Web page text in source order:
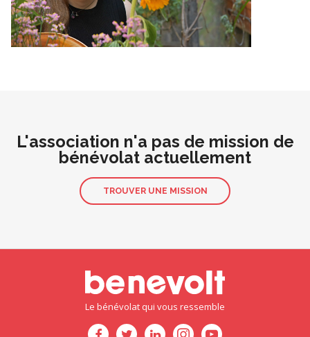
L'association n'a pas de mission de
bénévolat actuellement
TROUVER UNE MISSION
Le bénévolat qui vous ressemble